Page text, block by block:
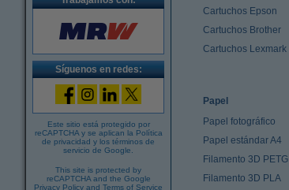
Síguenos en redes:
Este sitio está protegido por
reCAPTCHA y se aplican la Política
de privacidad y los términos de
servicio de Google
This site is protected by
reCAPTCHA and the Google
Privacy Policy and Terms of Service
Cartuchos Epson
Cartuchos Brother
Cartuchos Lexmark
Papel
Papel fotográfico
Papel estándar A4
Filamento 3D PETG
Filamento 3D PLA